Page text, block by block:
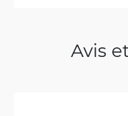
Avis